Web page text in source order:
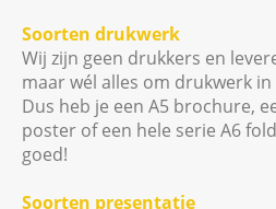
Soorten drukwerk
Wij zijn geen drukkers en
maar wél alles om drukwerk
Dus heb je een A5 brochure,
poster of een hele serie A6
goed!
Soorten presentatie